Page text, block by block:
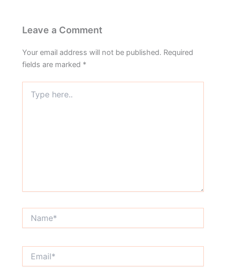
Leave a Comment
Your email address will not be published. Required
fields are marked *
here..